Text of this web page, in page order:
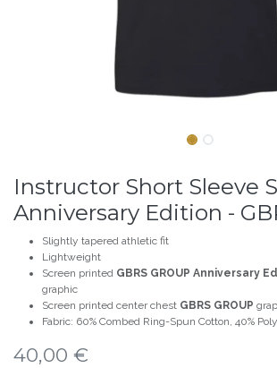
Instructor Short Sleeve
Anniversary Edition -
Slightly tapered athletic fit
Lightweight
Screen printed GBRS GROUP Anniversary
graphic
Screen printed center chest GBRS GROUP
Fabric: 60% Combed Ring-Spun Cotton, 40%
40,00 €